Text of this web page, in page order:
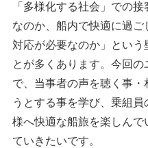
「多様化する社会」での
なのか、船内で快適に過
対応が必要なのか」とい
とが多くあります。今回
で、当事者の声を聴く事
うとする事を学び、乗組
様へ快適な船旅を楽しん
ていきたいです。